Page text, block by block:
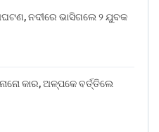
ନଦୀରେ ଭାସିଗଲେ ୨ ଯୁବକ
କାର, ଅଳ୍ପକେ ବର୍ତ୍ତିଲେ